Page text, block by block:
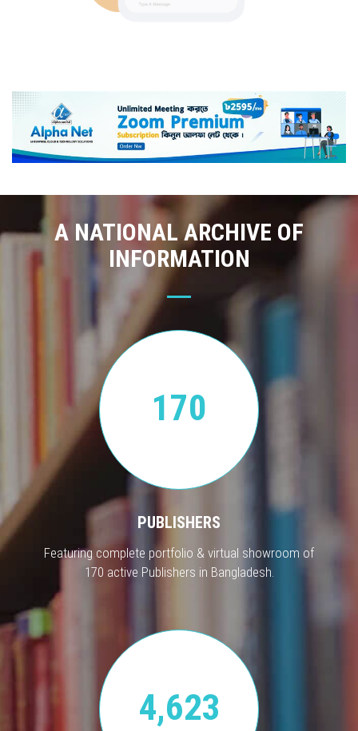
A NATIONAL ARCHIVE OF
INFORMATION
170
PUBLISHERS
Featuring complete portfolio & virtual showroom of
170 active Publishers in Bangladesh.
4,623